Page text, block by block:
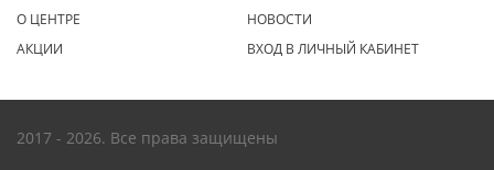
О ЦЕНТРЕ
АКЦИИ
НОВОСТИ
ВХОД В ЛИЧНЫЙ КАБИНЕТ
2017 - 2026. Все права защищены